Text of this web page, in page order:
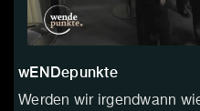
wENDepunkte
Werden wir irgendwann